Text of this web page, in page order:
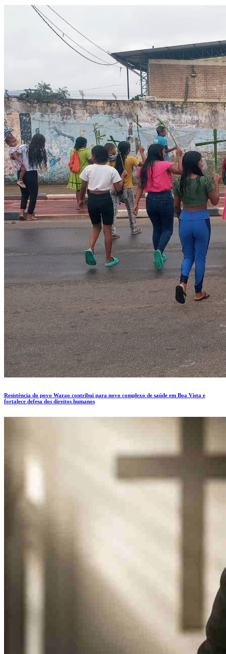
Resistência do povo Warao contribui para novo complexo de saúde em Boa Vista e
fortalece defesa dos direitos humanos